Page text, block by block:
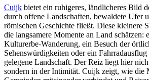
Cuijk bietet ein ruhigeres, ländlicheres Bild
durch offene Landschaften, bewaldete Ufer
römischen Geschichte fließt. Diese kleinere
die langsamere Momente an Land schätzen:
Kulturerbe-Wanderung, ein Besuch der
Sehenswürdigkeiten oder ein
gelegene Landschaft. Der Reiz liegt hier
sondern in der Intimität. Cuijk zeigt, wie die